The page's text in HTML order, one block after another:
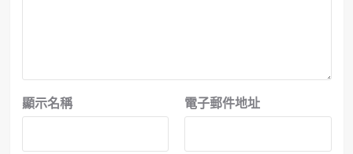
顯示名稱 電子郵件地址